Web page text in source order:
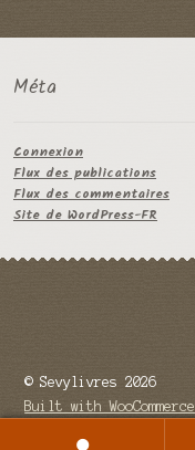
Méta
Connexion
Flux des publications
Flux des commentaires
Site de WordPress-FR
© Sevylivres 2026
Built with WooCommerce